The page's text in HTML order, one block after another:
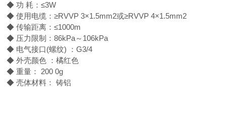
◆ 功 耗：≤3W
◆ 使用电缆：≥RVVP 3×1.5mm2或≥RVVP 4×1.5mm2
◆ 传输距离：≤1000m
◆ 压力限制：86kPa～106kPa
◆ 电气接口(螺纹) ：G3/4
◆ 外壳颜色 ：橘红色
◆ 重量： 200 0g
◆ 壳体材料： 铸铝